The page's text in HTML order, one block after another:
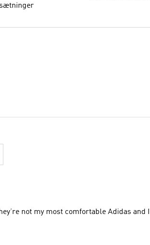
not my most comfortable Adidas and